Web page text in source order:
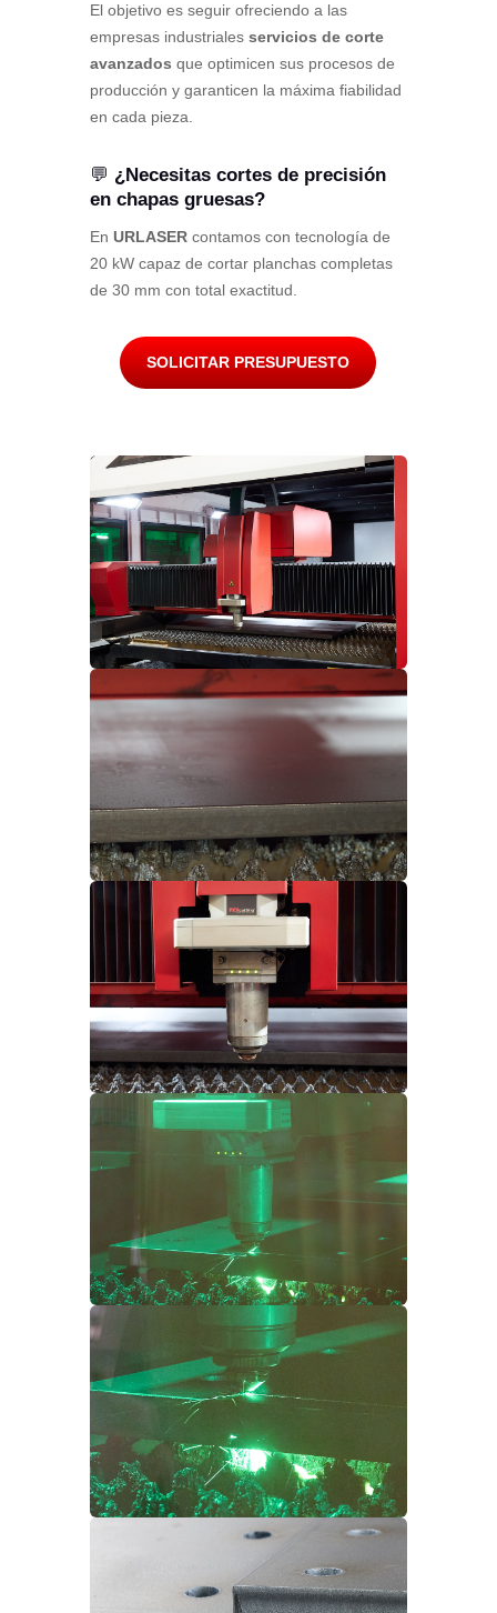
El objetivo es seguir ofreciendo a las
empresas industriales servicios de corte
avanzados que optimicen sus procesos de
producción y garanticen la máxima fiabilidad
en cada pieza.
💬 ¿Necesitas cortes de precisión
en chapas gruesas?
En URLASERcontamos con tecnología de
20 kW capaz de cortar planchas completas
de 30 mm con total exactitud.
SOLICITAR PRESUPUESTO